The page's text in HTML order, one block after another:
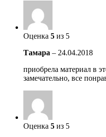
Оценка 5 из 5
Тамара – 24.04.2018
приобрела материал в
замечательно, все
Оценка 5 из 5